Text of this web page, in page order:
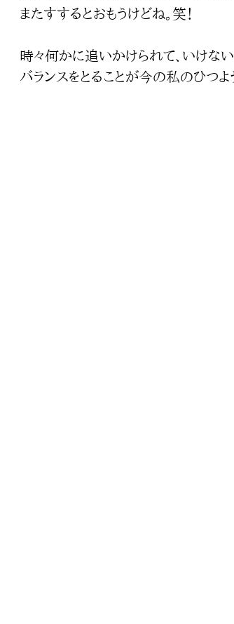
またすするとおもうけどね。笑！
時々何かに追いかけられて、いけない
バランスをとることが今の私のひつよ